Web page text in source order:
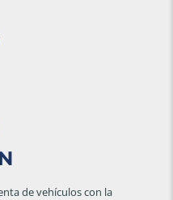
de vehículos con la